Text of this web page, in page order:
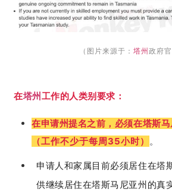
（图片来源于： 塔州 政府官
在塔州工作的人类别要求：
在申请州提名之前，必须在塔斯
（工作不少于每周35小时） 。
申请人和家属目前必须居住在塔
供继续居住在塔斯马尼亚州的真